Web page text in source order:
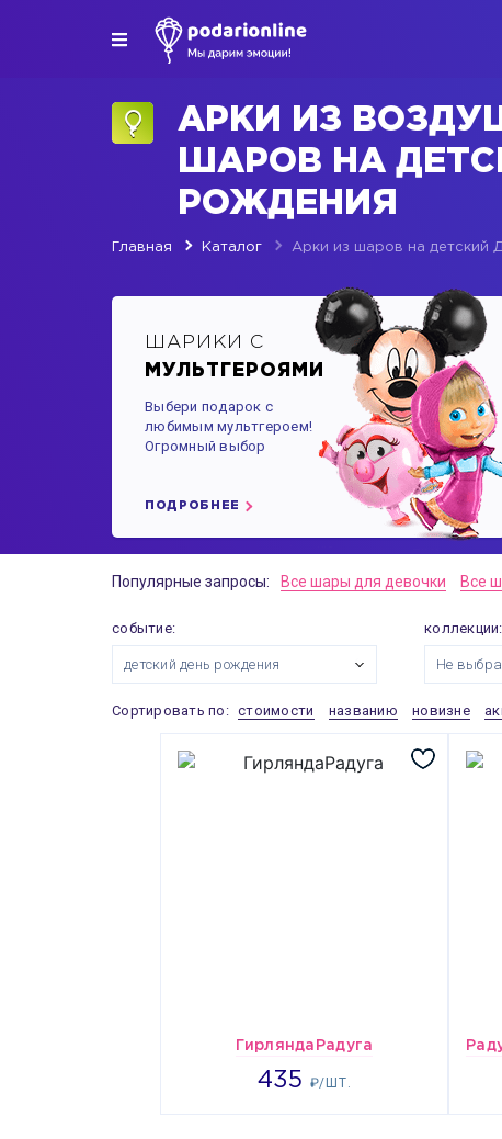
АРКИ ИЗ
ШАРОВ НА
РОЖДЕНИЯ
Главная Каталог Арки из шаров на детский
ШАРИКИ С
МУЛЬТГЕРОЯМИ
Выбери подарок с
любимым мультгероем!
Огромный выбор
ПОДРОБНЕЕ
Популярные запросы: Все шары для девочки Все
событие:
детский день рождения
коллекции:
Не
Сортировать по: стоимости названию новизне
ГирляндаРадуга
435 ₽/ШТ.
435